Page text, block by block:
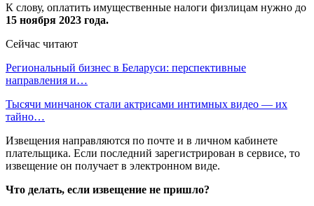
К слову, оплатить имущественные налоги физлицам нужно до
15 ноября 2023 года.
Сейчас читают
Региональный бизнес в Беларуси: перспективные
направления и…
Тысячи минчанок стали актрисами интимных видео — их
тайно…
Извещения направляются по почте и в личном кабинете
плательщика. Если последний зарегистрирован в сервисе, то
извещение он получает в электронном виде.
Что делать, если извещение не пришло?